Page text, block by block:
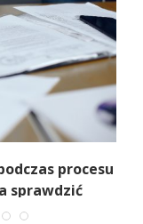
procesu
sprawdzić